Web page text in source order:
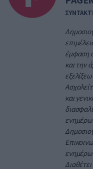
έμφαση
και την
και